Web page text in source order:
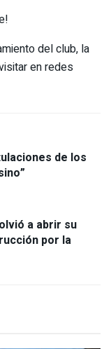
del club, la
en redes
de los
a abrir su
por la